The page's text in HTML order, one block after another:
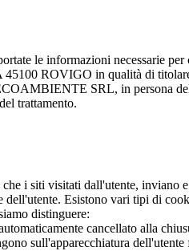
le informazioni necessarie
ROVIGO in qualità di
SRL, in persona
trattamento.
i siti visitati dall'utente, inviano
dell'utente. Esistono vari tipi di
distinguere:
cancellato alla
sull'apparecchiatura